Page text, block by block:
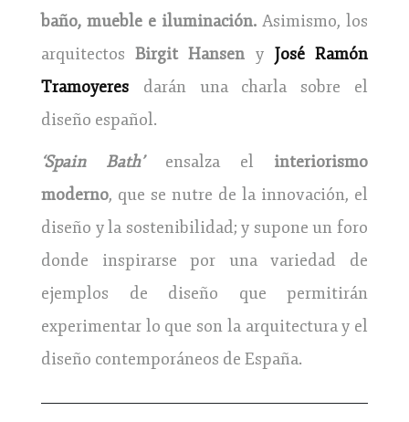
baño, mueble e iluminación. Asimismo, los
arquitectosBirgit Hansen y José Ramón
Tramoyeres darán una charla sobre el
diseño español.
‘Spain Bath’ ensalza el interiorismo
moderno, que se nutre de la innovación, el
diseño y la sostenibilidad; y supone un foro
donde inspirarse por una variedad de
ejemplos de diseño que permitirán
experimentar lo que son la arquitectura y el
diseño contemporáneos de España.